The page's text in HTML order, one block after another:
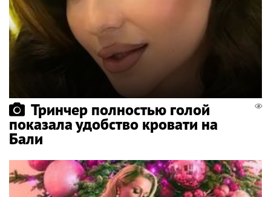
Тринчер полностью голой
показала удобство кровати на
Бали